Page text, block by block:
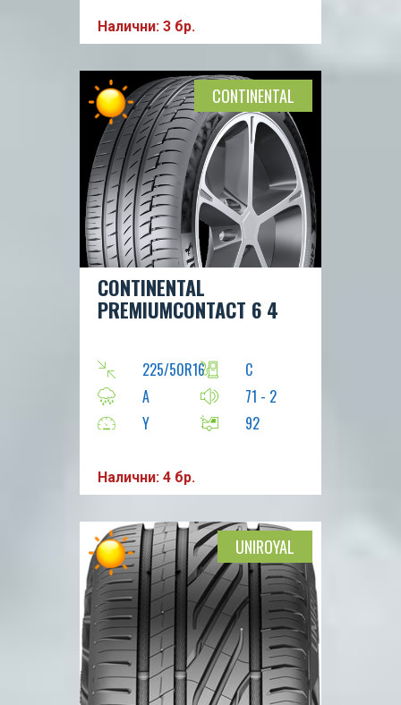
Налични: 3 бр.
CONTINENTAL
PREMIUMCONTACT 6 4
225/50R16
C
A
71 - 2
Y
92
Налични: 4 бр.
CONTINENTAL
UNIROYAL